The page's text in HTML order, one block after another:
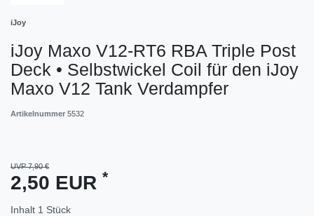
iJoy
iJoy Maxo V12-RT6 RBA Triple Post
Deck • Selbstwickel Coil für den iJoy
Maxo V12 Tank Verdampfer
Artikelnummer 5532
UVP 7,90 €
2,50 EUR *
Inhalt 1 Stück